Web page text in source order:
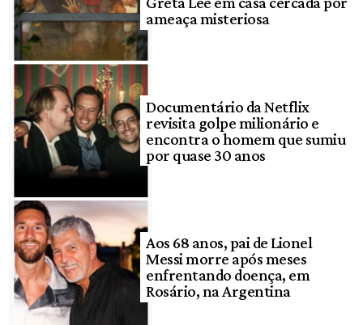
ameaça misteriosa
Documentário da Netflix
revisita golpe milionário e
encontra o homem que sumiu
por quase 30 anos
Aos 68 anos, pai de Lionel
Messi morre após meses
enfrentando doença, em
Rosário, na Argentina